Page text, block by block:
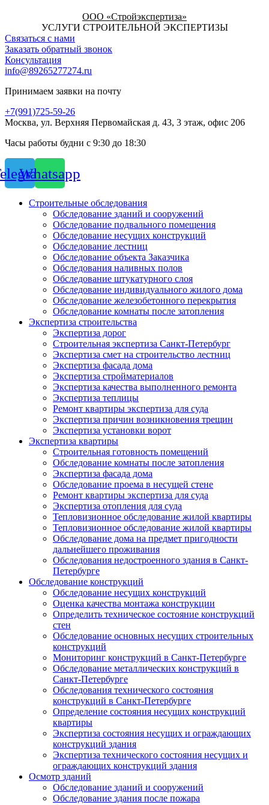
ООО «Стройэкспертиза»
УСЛУГИ СТРОИТЕЛЬНОЙ ЭКСПЕРТИЗЫ
Связаться с нами
Заказать обратный звонок
Консультация
info@89265277274.ru
Принимаем заявки на почту
+7(991)725-59-26
Москва, ул. Верхняя Первомайская д. 43, 3 этаж, офис 206
Часы работы будни с 9:30 до 18:30
Whatsapp
Строительные обследования
Обследование зданий и сооружений
Обследование подвального помещения
Обследование несущих конструкций
Обследование лестниц
Обследование объекта Заказчика
Обследования наливных полов
Обследование штукатурного слоя
Обследование индивидуального жилого дома
Обследование железобетонного перекрытия
Обследование комнаты после затопления
Экспертиза строительства
Экспертиза дорог
Строительная экспертиза Санкт-Петербург
Экспертиза смет на строительство лестниц
Экспертиза фасада дома
Экспертиза стройматериалов
Экспертиза качества выполненного ремонта
Экспертиза теплицы
Ремонт квартиры экспертиза для суда
Экспертиза причин возникновения трещин
Экспертиза установки ворот
Экспертиза квартиры
Строительная готовность помещений
Обследование комнаты после затопления
Экспертиза фасада дома
Обследование проема в несущей стене
Ремонт квартиры экспертиза для суда
Экспертиза отопления для суда
Тепловизионное обследование жилой квартиры
Тепловизионное обследование жилой квартиры
Обследование дома на предмет пригодности
дальнейшего проживания
Обследования недостроенного здания в Санкт-
Петербурге
Обследование конструкций
Обследование несущих конструкций
Оценка качества монтажа конструкции
Определить техническое состояние конструкций
стен
Обследование основных несущих строительных
конструкций
Мониторинг конструкций в Санкт-Петербурге
Обследование металлических конструкций в
Санкт-Петербурге
Обследования технического состояния
конструкций в Санкт-Петербурге
Определение состояния несущих конструкций
квартиры
Экспертиза состояния несущих и ограждающих
конструкций здания
Экспертиза технического состояния несущих и
ограждающих конструкций здания
Осмотр зданий
Обследование зданий и сооружений
Обследование здания после пожара